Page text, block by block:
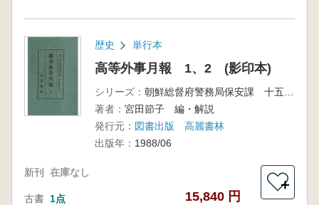
歴史 単行本
高等外事月報 1、2 (影印本)
シリーズ：
著者： 宮田節子 編・解説
発行元： 図書出版 高麗書林
出版年： 1988/06
新刊 在庫なし
古書 1点 15,840 円
＋